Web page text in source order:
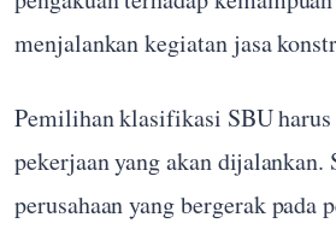
menjalankan kegiatan jasa
Pemilihan klasifikasi SBU harus
pekerjaan yang akan dijalankan.
perusahaan yang bergerak pada